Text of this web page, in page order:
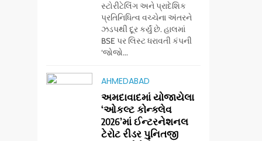
સ્ટોરીટેલિંગ અને પ્રાદેશિક
પ્રતિનિધિત્વ વચ્ચેના અંતરને
ઝડપથી દૂર કર્યું છે. હાલમાં
BSE પર લિસ્ટ ધરાવતી કંપની
‘જોજો...
AHMEDABAD
અમદાવાદમાં યોજાયેલા
‘ઓકલ્ટ કોન્ક્લેવ
2026’માં ઈન્ટરનેશનલ
ટેરોટ રીડર પુનિતજી
સેમસંગ વિશ્વ યુવા
ઉજવણી કરે છે,
સેમસંગ દોસ્ત
કૌશલ્ય વિકાસ
કાર્યક્રમના 30 ટોચના
આયુદા ઓર્ગેનિક્સ
દ્વારા ગુજરાતના 5